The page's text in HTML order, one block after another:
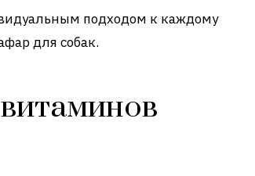
подходом к каждому
для собак.